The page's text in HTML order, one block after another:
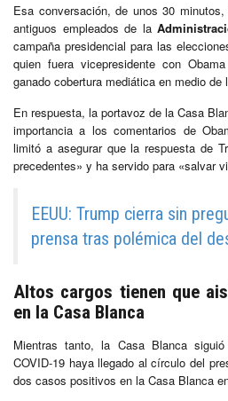
Esa conversación, de unos 30
antiguos empleados de la
campaña presidencial para las
quien fuera vicepresidente con
ganado cobertura mediática en medio
En respuesta, la portavoz de la Casa
importancia a los comentarios de
limitó a asegurar que la respuesta de
precedentes» y ha servido para «salvar
EEUU: Trump cierra sin
prensa tras polémica del
Altos cargos tienen que
en la Casa Blanca
Mientras tanto, la Casa Blanca
COVID-19 haya llegado al círculo del
dos casos positivos en la Casa Blanca